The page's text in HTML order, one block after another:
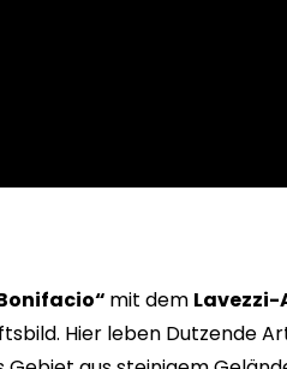
mit dem Lavezzi-
Hier leben Dutzende